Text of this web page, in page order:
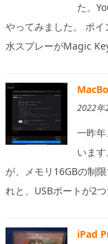
た。
やってみました。 ポ
水スプレーがMagic
2022年
一昨
いま
が、メモリ16GBの制
れと、USBポートが2
iPad